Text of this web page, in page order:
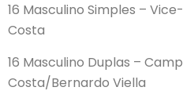
16 Masculino Simples –
Costa
16 Masculino Duplas –
Costa/Bernardo Viella